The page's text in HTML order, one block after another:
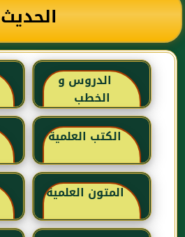
الحديث
الدروس و
الخطب
الكتب العلمية
المتون العلمية